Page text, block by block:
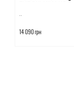
14 090 грн